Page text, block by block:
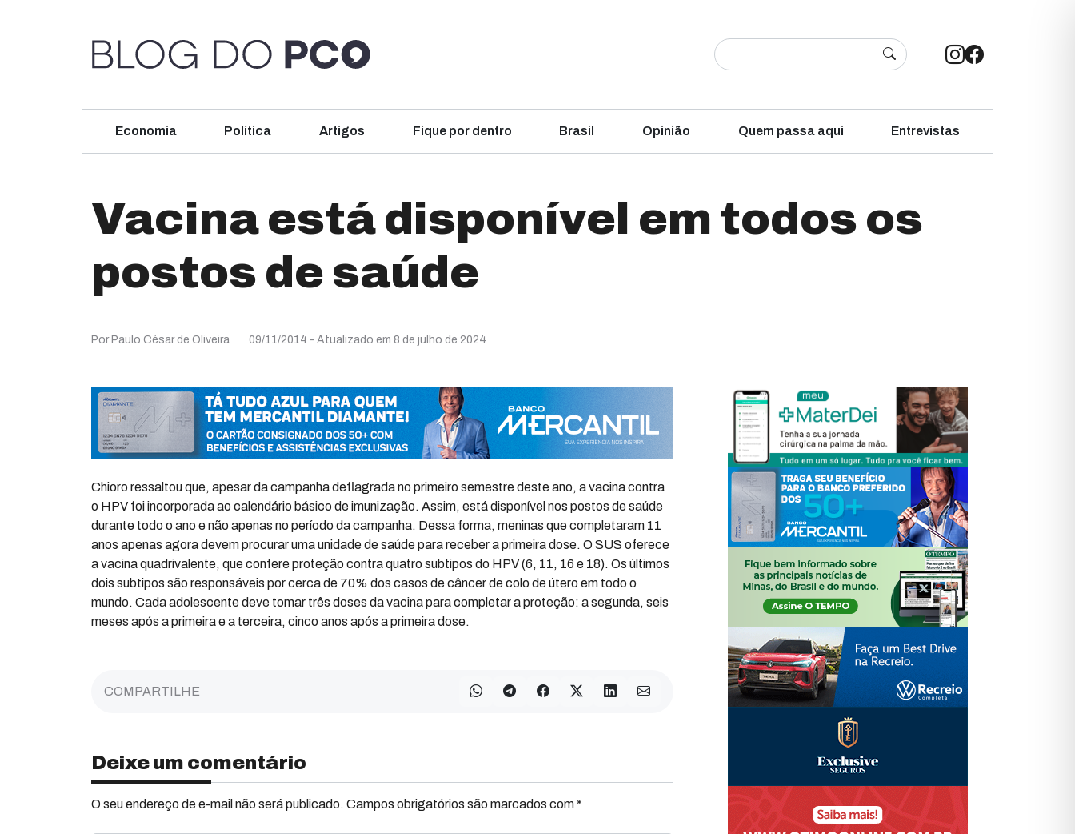
Economia Política Artigos Fique por dentro Brasil Opinião Quem passa aqui Entrevistas
Vacina está disponível em todos os
postos de saúde
Por Paulo César de Oliveira 09/11/2014 - Atualizado em 8 de julho de 2024
Chioro ressaltou que, apesar da campanha deflagrada no primeiro semestre deste ano, a vacina contra
o HPV foi incorporada ao calendário básico de imunização. Assim, está disponível nos postos de saúde
durante todo o ano e não apenas no período da campanha. Dessa forma, meninas que completaram 11
anos apenas agora devem procurar uma unidade de saúde para receber a primeira dose. O SUS oferece
a vacina quadrivalente, que confere proteção contra quatro subtipos do HPV (6, 11, 16 e 18). Os últimos
dois subtipos são responsáveis por cerca de 70% dos casos de câncer de colo de útero em todo o
mundo. Cada adolescente deve tomar três doses da vacina para completar a proteção: a segunda, seis
meses após a primeira e a terceira, cinco anos após a primeira dose.
COMPARTILHE
Deixe um comentário
O seu endereço de e-mail não será publicado. Campos obrigatórios são marcados com *